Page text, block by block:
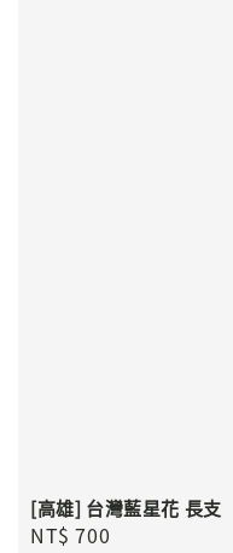
[高雄] 台灣藍星花 長支
Regular
NT$ 700